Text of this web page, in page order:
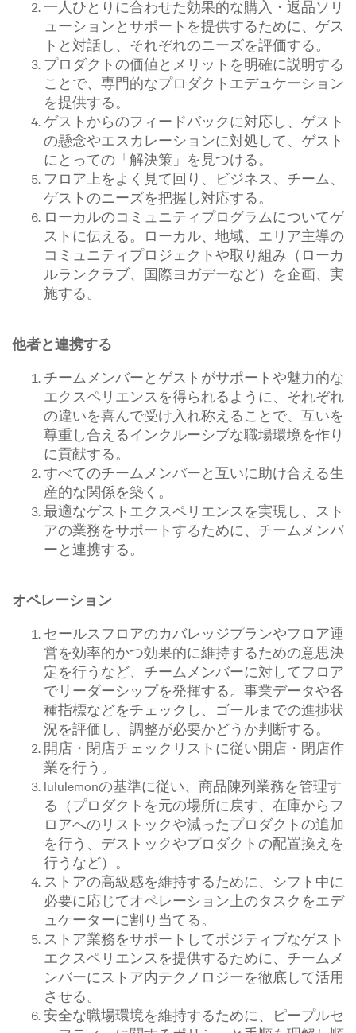
一人ひとりに合わせた効果的な購入・返品ソリ
ューションとサポートを提供するために、ゲス
トと対話し、それぞれのニーズを評価する。
プロダクトの価値とメリットを明確に説明する
ことで、専門的なプロダクトエデュケーション
を提供する。
ゲストからのフィードバックに対応し、ゲスト
の懸念やエスカレーションに対処して、ゲスト
にとっての「解決策」を見つける。
フロア上をよく見て回り、ビジネス、チーム、
ゲストのニーズを把握し対応する。
ローカルのコミュニティプログラムについてゲ
ストに伝える。ローカル、地域、エリア主導の
コミュニティプロジェクトや取り組み（ローカ
ルランクラブ、国際ヨガデーなど）を企画、実
施する。
他者と連携する
チームメンバーとゲストがサポートや魅力的な
エクスペリエンスを得られるように、それぞれ
の違いを喜んで受け入れ称えることで、互いを
尊重し合えるインクルーシブな職場環境を作り
に貢献する。
すべてのチームメンバーと互いに助け合える生
産的な関係を築く。
最適なゲストエクスペリエンスを実現し、スト
アの業務をサポートするために、チームメンバ
ーと連携する。
オペレーション
セールスフロアのカバレッジプランやフロア運
営を効率的かつ効果的に維持するための意思決
定を行うなど、チームメンバーに対してフロア
でリーダーシップを発揮する。事業データや各
種指標などをチェックし、ゴールまでの進捗状
況を評価し、調整が必要かどうか判断する。
開店・閉店チェックリストに従い開店・閉店作
業を行う。
lululemonの基準に従い、商品陳列業務を管理す
る（プロダクトを元の場所に戻す、在庫からフ
ロアへのリストックや減ったプロダクトの追加
を行う、デストックやプロダクトの配置換えを
行うなど）。
ストアの高級感を維持するために、シフト中に
必要に応じてオペレーション上のタスクをエデ
ュケーターに割り当てる。
ストア業務をサポートしてポジティブなゲスト
エクスペリエンスを提供するために、チームメ
ンバーにストア内テクノロジーを徹底して活用
させる。
安全な職場環境を維持するために、ピープルセ